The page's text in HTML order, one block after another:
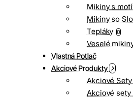
Mikiny s
Mikiny so
Tepláky 0
Veselé
Vlastná Potlač
Akciové Produkty
Akciové
Akciové